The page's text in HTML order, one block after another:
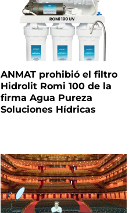
ANMAT prohibió el filtro
Hidrolit Romi 100 de la
firma Agua Pureza
Soluciones Hídricas